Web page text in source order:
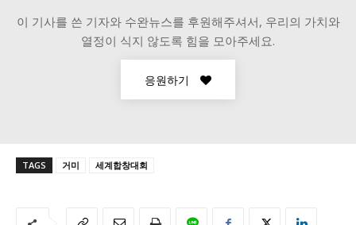
이 기사를 쓴 기자와 수완뉴스를 후원해주셔서, 우리의 가치와
열정이 식지 않도록 힘을 모아주세요.
응원하기
TAGS 거미 세계합창대회